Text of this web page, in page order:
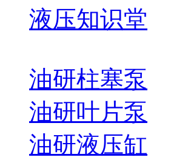
液压知识堂
油研柱塞泵
油研叶片泵
油研液压缸